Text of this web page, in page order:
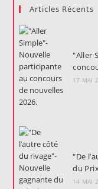
Articles Récents
"Aller
17 MAI
"De
du
14 MAI